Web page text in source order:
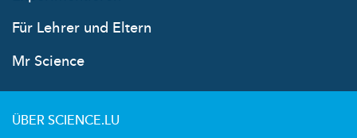
Für Lehrer und Eltern
Mr Science
ÜBER SCIENCE.LU